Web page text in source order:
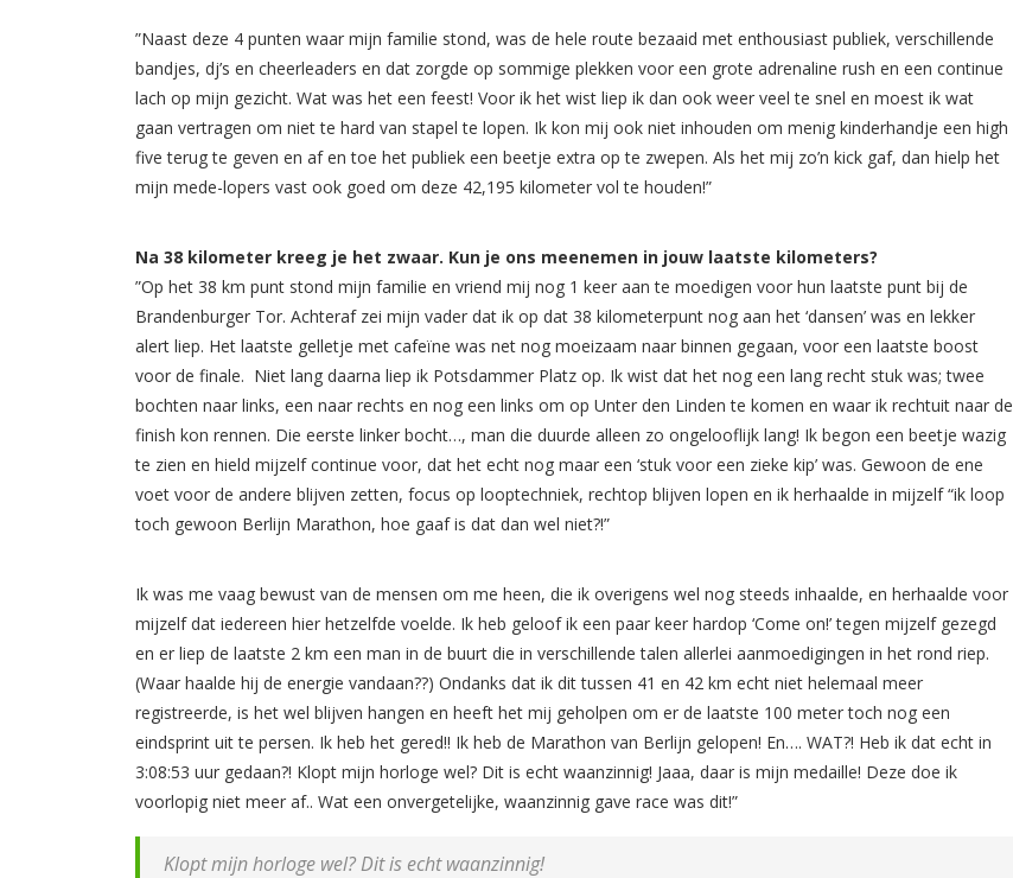
”Naast deze 4 punten waar mijn familie stond, was de hele route bezaaid met enthousiast publiek, verschillende
bandjes, dj’s en cheerleaders en dat zorgde op sommige plekken voor een grote adrenaline rush en een continue
lach op mijn gezicht. Wat was het een feest! Voor ik het wist liep ik dan ook weer veel te snel en moest ik wat
gaan vertragen om niet te hard van stapel te lopen. Ik kon mij ook niet inhouden om menig kinderhandje een high
five terug te geven en af en toe het publiek een beetje extra op te zwepen. Als het mij zo’n kick gaf, dan hielp het
mijn mede-lopers vast ook goed om deze 42,195 kilometer vol te houden!”
Na 38 kilometer kreeg je het zwaar. Kun je ons meenemen in jouw laatste kilometers?
”Op het 38 km punt stond mijn familie en vriend mij nog 1 keer aan te moedigen voor hun laatste punt bij de
Brandenburger Tor. Achteraf zei mijn vader dat ik op dat 38 kilometerpunt nog aan het ‘dansen’ was en lekker
alert liep. Het laatste gelletje met cafeïne was net nog moeizaam naar binnen gegaan, voor een laatste boost
voor de finale. Niet lang daarna liep ik Potsdammer Platz op. Ik wist dat het nog een lang recht stuk was; twee
bochten naar links, een naar rechts en nog een links om op Unter den Linden te komen en waar ik rechtuit naar de
finish kon rennen. Die eerste linker bocht…, man die duurde alleen zo ongelooflijk lang! Ik begon een beetje wazig
te zien en hield mijzelf continue voor, dat het echt nog maar een ‘stuk voor een zieke kip’ was. Gewoon de ene
voet voor de andere blijven zetten, focus op looptechniek, rechtop blijven lopen en ik herhaalde in mijzelf “ik loop
toch gewoon Berlijn Marathon, hoe gaaf is dat dan wel niet?!”
Ik was me vaag bewust van de mensen om me heen, die ik overigens wel nog steeds inhaalde, en herhaalde voor
mijzelf dat iedereen hier hetzelfde voelde. Ik heb geloof ik een paar keer hardop ‘Come on!’ tegen mijzelf gezegd
en er liep de laatste 2 km een man in de buurt die in verschillende talen allerlei aanmoedigingen in het rond riep.
(Waar haalde hij de energie vandaan??) Ondanks dat ik dit tussen 41 en 42 km echt niet helemaal meer
registreerde, is het wel blijven hangen en heeft het mij geholpen om er de laatste 100 meter toch nog een
eindsprint uit te persen. Ik heb het gered!! Ik heb de Marathon van Berlijn gelopen! En…. WAT?! Heb ik dat echt in
3:08:53 uur gedaan?! Klopt mijn horloge wel? Dit is echt waanzinnig! Jaaa, daar is mijn medaille! Deze doe ik
voorlopig niet meer af.. Wat een onvergetelijke, waanzinnig gave race was dit!”
Klopt mijn horloge wel? Dit is echt waanzinnig!